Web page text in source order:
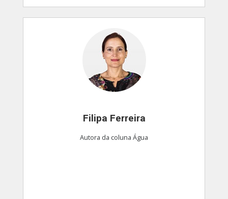
Filipa Ferreira
Autora da coluna Água